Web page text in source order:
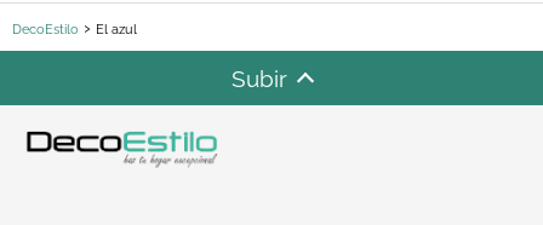
DecoEstilo El azul
Subir